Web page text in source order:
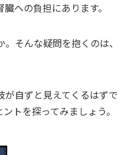
への負担にあります。
そんな疑問を抱くのは、
自ずと見えてくるはずで
トを探ってみましょう。